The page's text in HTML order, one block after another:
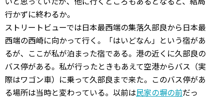
行かずに終わるか。
ストリートビューでは日本最西端の集落久部良から日本最
西端の西崎に向かって行く。「はいどなん」という宿があ
るが、ここが私が泊まった宿である。港の近くに久部良の
バス停がある。私が行ったときもあえて空港からバス（実
際はワゴン車）に乗って久部良まで来た。このバス停があ
る場所は当時と変わっている。以前は民家の塀の前だっ